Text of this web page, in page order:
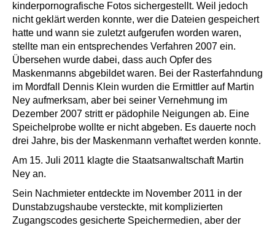
kinderpornografische Fotos sichergestellt. Weil jedoch
nicht geklärt werden konnte, wer die Dateien gespeichert
hatte und wann sie zuletzt aufgerufen worden waren,
stellte man ein entsprechendes Verfahren 2007 ein.
Übersehen wurde dabei, dass auch Opfer des
Maskenmanns abgebildet waren. Bei der Rasterfahndung
im Mordfall Dennis Klein wurden die Ermittler auf Martin
Ney aufmerksam, aber bei seiner Vernehmung im
Dezember 2007 stritt er pädophile Neigungen ab. Eine
Speichelprobe wollte er nicht abgeben. Es dauerte noch
drei Jahre, bis der Maskenmann verhaftet werden konnte.
Am 15. Juli 2011 klagte die Staatsanwaltschaft Martin
Ney an.
Sein Nachmieter entdeckte im November 2011 in der
Dunstabzugshaube versteckte, mit komplizierten
Zugangscodes gesicherte Speichermedien, aber der